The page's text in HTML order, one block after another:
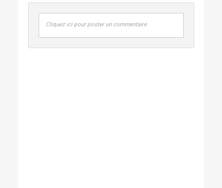
Cliquez ici pour poster un commentaire